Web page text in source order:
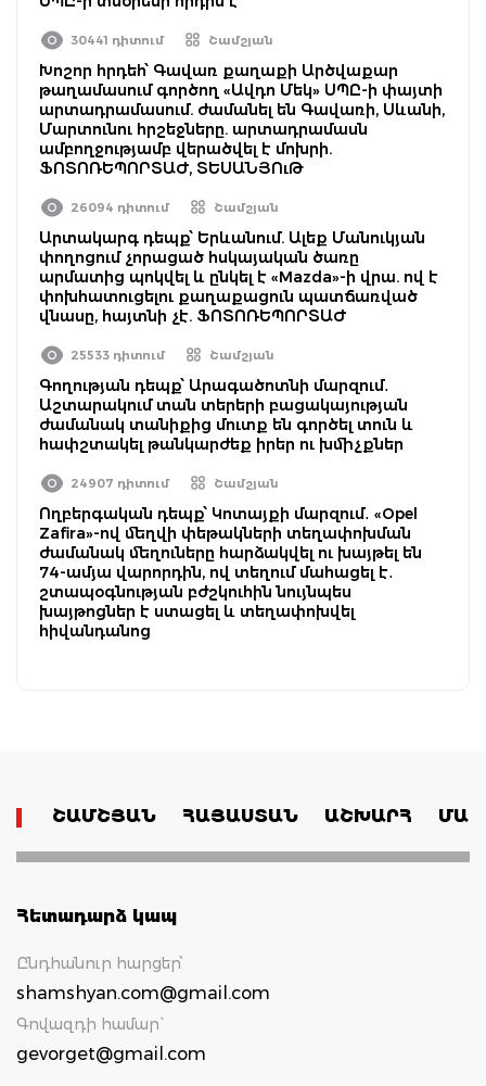
30441 դիտում Շամշյան
Խոշոր հրդեհ՝ Գավառ քաղաքի Արծվաքար
թաղամասում գործող «Ավդո Մեկ» ՍՊԸ-ի փայտի
արտադրամասում. ժամանել են Գավառի, Սևանի,
Մարտունու հրշեջները. արտադրամասն
ամբողջությամբ վերածվել է մոխրի.
ՖՈՏՈՌԵՊՈՐՏԱԺ, ՏԵՍԱՆՅՈւԹ
26094 դիտում Շամշյան
Արտակարգ դեպք՝ Երևանում. Ալեք Մանուկյան
փողոցում չորացած հսկայական ծառը
արմատից պոկվել և ընկել է «Mazda»-ի վրա. ով է
փոխհատուցելու քաղաքացուն պատճառված
վնասը, հայտնի չէ. ՖՈՏՈՌԵՊՈՐՏԱԺ
25533 դիտում Շամշյան
Գողության դեպք՝ Արագածոտնի մարզում․
Աշտարակում տան տերերի բացակայության
ժամանակ տանիքից մուտք են գործել տուն և
հափշտակել թանկարժեք իրեր ու խմիչքներ
24907 դիտում Շամշյան
Ողբերգական դեպք՝ Կոտայքի մարզում․ «Opel
Zafira»-ով մեղվի փեթակների տեղափոխման
ժամանակ մեղուները հարձակվել ու խայթել են
74-ամյա վարորդին, ով տեղում մահացել է․
շտապօգնության բժշկուհին նույնպես
խայթոցներ է ստացել և տեղափոխվել
հիվանդանոց
ՇԱՄՇՅԱՆ ՀԱՅԱՍՏԱՆ ԱՇԽԱՐՀ
Հետադարձ կապ
Ընդհանուր հարցեր՝
shamshyan.com@gmail.com
Գովազդի համար`
gevorget@gmail.com